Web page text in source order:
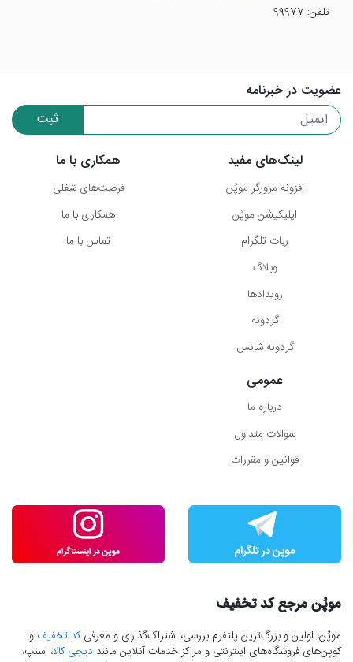
تلفن: 99977
عضویت در خبرنامه
ثبت
لینک‌های مفید
افزونه مرورگر موپُن
اپلیکیشن موپُن
ربات تلگرام
وبلاگ
رویدادها
گردونه
گردونه شانس
همکاری با ما
فرصت‌های شغلی
همکاری با ما
تماس با ما
عمومی
درباره ما
سوالات متداول
قوانین و مقررات
موپُن مرجع کد تخفیف
موپُن، اولین و بزرگ‌ترین پلتفرم بررسی، اشتراک‌گذاری و معرفیکد تخفیف و
کوپن‌های فروشگاه‌های اینترنتی و مراکز خدمات آنلاین مانند دیجی کالا، اسنپ،